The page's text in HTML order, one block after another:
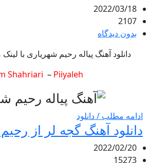
2022/03/18
2107
بدون دیدگاه
دانلود آهنگ پیاله رحیم شهریاری با
Shahriari – Piiyaleh
ادامه مطلب / دانلود
دانلود آهنگ گجه لر از
2022/02/20
15273